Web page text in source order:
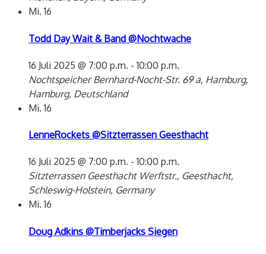
Mi.16
Todd Day Wait & Band @Nochtwache
16 Juli 2025 @ 7:00 p.m. -10:00 p.m.
NochtspeicherBernhard-Nocht-Str. 69 a, Hamburg,
Hamburg, Deutschland
Mi.16
LenneRockets @Sitzterrassen Geesthacht
16 Juli 2025 @ 7:00 p.m. -10:00 p.m.
Sitzterrassen Geesthacht Werftstr., Geesthacht,
Schleswig-Holstein, Germany
Mi.16
Doug Adkins @Timberjacks Siegen